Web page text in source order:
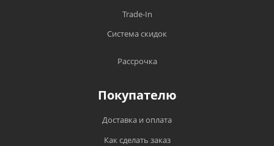
Trade-In
Система скидок
Рассрочка
Покупателю
Доставка и оплата
Как сделать заказ